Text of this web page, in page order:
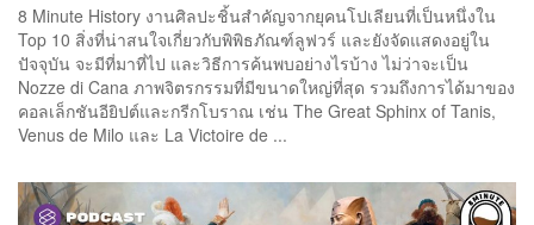
8 Minute History งานศิลปะชิ้นสำคัญจากยุคนโปเลียนที่เป็นหนึ่งใน
Top 10 สิ่งที่น่าสนใจเกี่ยวกับพิพิธภัณฑ์ลูฟวร์ และยังจัดแสดงอยู่ใน
ปัจจุบัน จะมีที่มาที่ไป และวิธีการค้นพบอย่างไรบ้าง ไม่ว่าจะเป็น
Nozze di Cana ภาพจิตรกรรมที่มีขนาดใหญ่ที่สุด รวมถึงการได้มาของ
คอลเล็กชันอียิปต์และกรีกโบราณ เช่น The Great Sphinx of Tanis,
Venus de Milo และ La Victoire de ...